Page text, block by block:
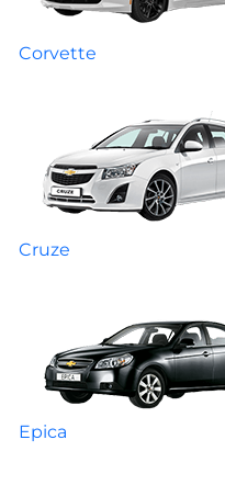
Corvette
Cruze
Epica